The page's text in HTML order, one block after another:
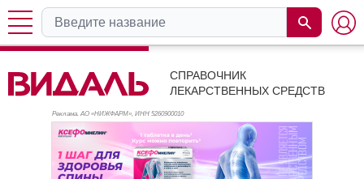
СПРАВОЧНИК
ЛЕКАРСТВЕННЫХ СРЕДСТВ
Реклама. АО «НИЖФАРМ», ИНН 5260900010